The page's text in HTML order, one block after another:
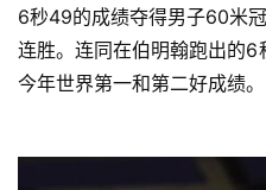
6秒49的成绩夺得男子60米
连胜。连同在伯明翰跑出的
今年世界第一和第二好成绩。